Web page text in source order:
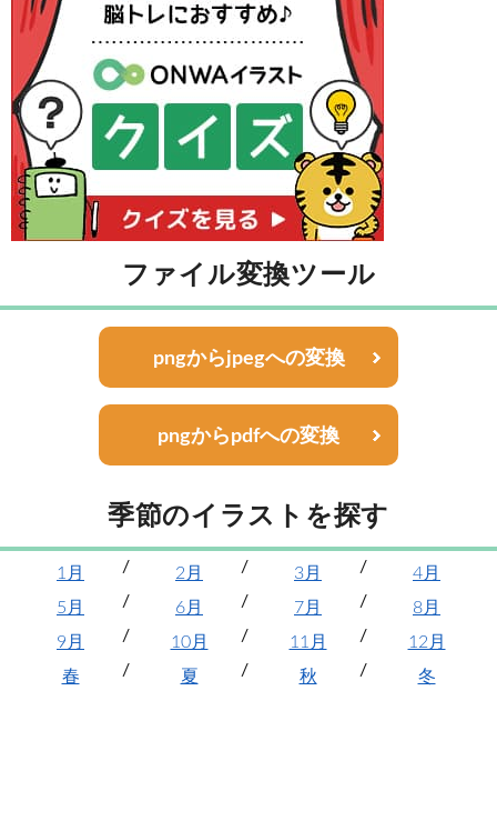
ファイル変換ツール
pngからjpegへの変換
pngからpdfへの変換
季節のイラストを探す
1月 2月 3月
4月
5月
6月 7月
8月
9月
10月 11月
12月
春
夏 秋 冬